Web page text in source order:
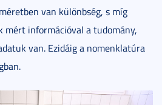
van különbség, s míg
mért információval a tudomány,
van. Ezidáig a nomenklatúra